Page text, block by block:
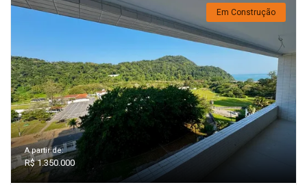
Em Construção
A partir de:
R$ 1.350.000